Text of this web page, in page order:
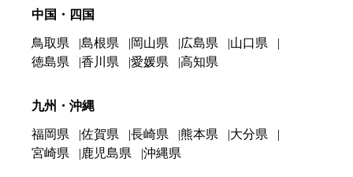
中国・四国
鳥取県 島根県 岡山県 広島県
山口県
徳島県
香川県 愛媛県 高知県
九州・沖縄
福岡県 佐賀県 長崎県 熊本県
大分県
宮崎県
鹿児島県 沖縄県